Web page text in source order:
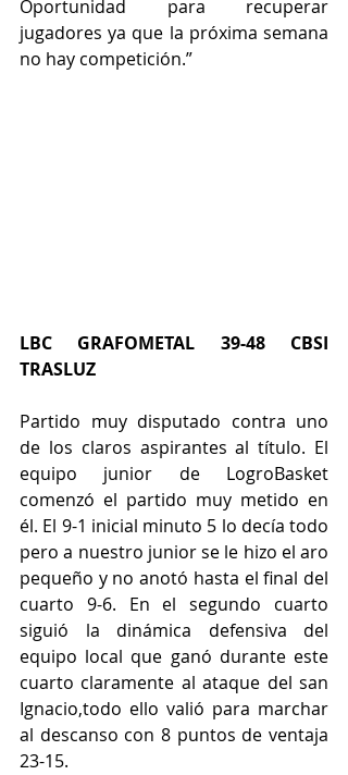
Oportunidad para recuperar
jugadores ya que la próxima semana
no hay competición.”
LBC GRAFOMETAL 39-48 CBSI
TRASLUZ
Partido muy disputado contra uno
de los claros aspirantes al título. El
equipo junior de LogroBasket
comenzó el partido muy metido en
él. El 9-1 inicial minuto 5 lo decía todo
pero a nuestro junior se le hizo el aro
pequeño y no anotó hasta el final del
cuarto 9-6. En el segundo cuarto
siguió la dinámica defensiva del
equipo local que ganó durante este
cuarto claramente al ataque del san
Ignacio,todo ello valió para marchar
al descanso con 8 puntos de ventaja
23-15.